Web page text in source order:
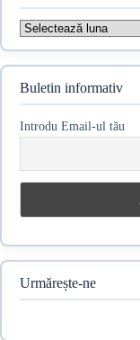
Arhive
Buletin informativ
Introdu Email-ul tău
Urmărește-ne